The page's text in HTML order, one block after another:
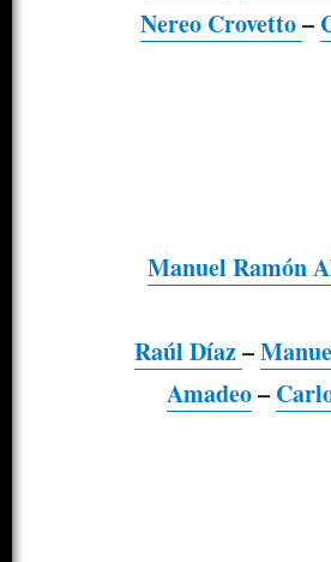
Nereo Crovetto–
Manuel Ramón
Raúl Díaz–
Amadeo–